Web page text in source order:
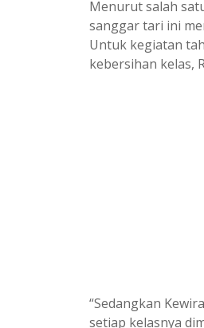
Menurut salah
sanggar tari ini
Untuk kegiatan
kebersihan kelas,
“Sedangkan
setiap kelasnya